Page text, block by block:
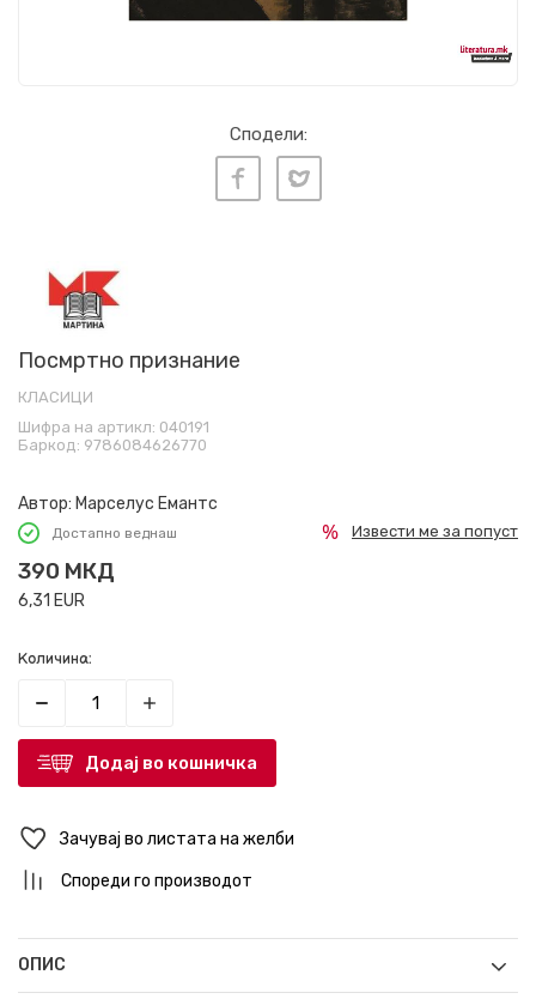
Сподели:
Посмртно признание
КЛАСИЦИ
Шифра на артикл: 040191
Баркод: 9786084626770
Автор: Марселус Емантс
Достапно веднаш
390 МКД
6,31 EUR
Извести ме за попуст
Количина:
Додај во кошничка
Зачувај во листата на желби
Спореди го производот
ОПИС